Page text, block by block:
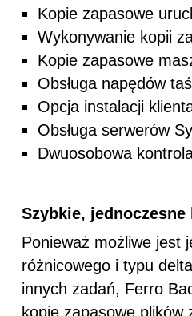
Kopie zapasowe
Wykonywanie kopii
Kopie zapasowe
Obsługa napędów
Opcja instalacji
Obsługa serwerów
Dwuosobowa
Szybkie,
Ponieważ możliwe jest
różnicowego i typu
innych zadań, Ferro
kopie zapasowe plików